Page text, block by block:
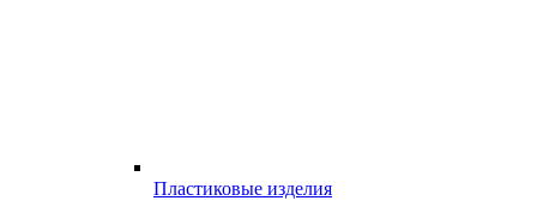
Пластиковые изделия